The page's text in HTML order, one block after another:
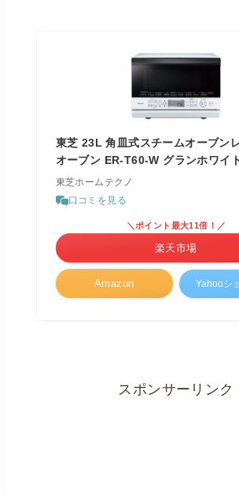
東芝 23L 角皿式スチームオーブン
オーブン ER-T60-W グランホワイ
東芝ホームテクノ
口コミを見る
Amazon
＼ポイント最大11倍！／
楽天市場
Yahooシ
スポンサーリンク